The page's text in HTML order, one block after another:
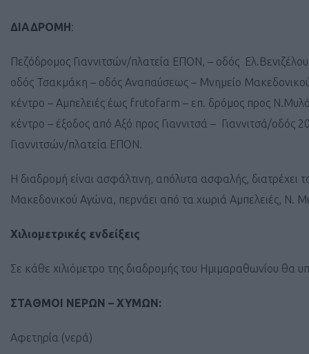
ΔΙΑΔΡΟΜΗ:
Πεζόδρομος Γιαννιτσών/πλατεία ΕΠΟΝ, – οδός
οδός Τσακμάκη – οδός Αναπαύσεως – Μνημείο
κέντρο – Αμπελειές έως frutofarm – επ. δρόμος προς
κέντρο – έξοδος από Αξό προς Γιαννιτσά – Γιαννιτσά/οδός 20
Γιαννιτσών/πλατεία ΕΠΟΝ.
Η διαδρομή είναι ασφάλτινη, απόλυτα ασφαλής, διατρέχει
Μακεδονικού Αγώνα, περνάει από τα χωριά Αμπελειές, Ν.
Χιλιομετρικές ενδείξεις
Σε κάθε χιλιόμετρο της διαδρομής του Ημιμαραθωνίου θα
ΣΤΑΘΜΟΙ ΝΕΡΩΝ – ΧΥΜΩΝ:
Αφετηρία (νερά)